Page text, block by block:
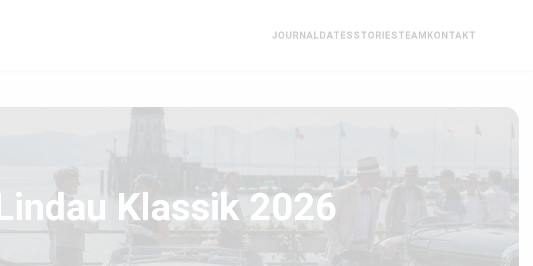
JOURNALDATESSTORIESTEAMKONTAKT
Klassik 2026